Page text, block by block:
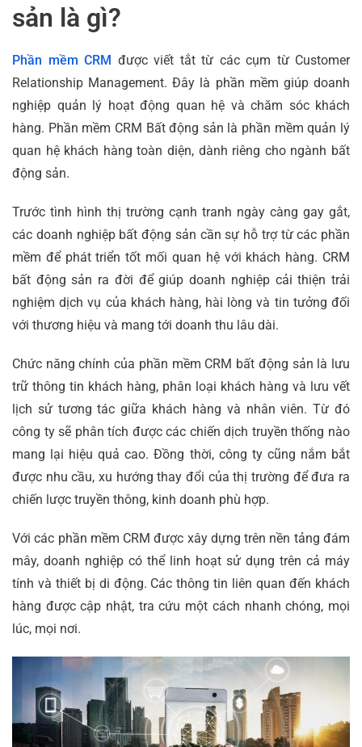
sản là gì?
Phần mềm CRM được viết tắt từ các cụm từ Customer
Relationship Management. Đây là phần mềm giúp doanh
nghiệp quản lý hoạt động quan hệ và chăm sóc khách
hàng. Phần mềm CRM Bất động sản là phần mềm quản lý
quan hệ khách hàng toàn diện, dành riêng cho ngành bất
động sản.
Trước tình hình thị trường cạnh tranh ngày càng gay gắt,
các doanh nghiệp bất động sản cần sự hỗ trợ từ các phần
mềm để phát triển tốt mối quan hệ với khách hàng. CRM
bất động sản ra đời để giúp doanh nghiệp cải thiện trải
nghiệm dịch vụ của khách hàng, hài lòng và tin tưởng đối
với thương hiệu và mang tới doanh thu lâu dài.
Chức năng chính của phần mềm CRM bất động sản là lưu
trữ thông tin khách hàng, phân loại khách hàng và lưu vết
lịch sử tương tác giữa khách hàng và nhân viên. Từ đó
công ty sẽ phân tích được các chiến dịch truyền thống nào
mang lại hiệu quả cao. Đồng thời, công ty cũng nắm bắt
được nhu cầu, xu hướng thay đổi của thị trường để đưa ra
chiến lược truyền thông, kinh doanh phù hợp.
Với các phần mềm CRM được xây dựng trên nền tảng đám
mây, doanh nghiệp có thể linh hoạt sử dụng trên cả máy
tính và thiết bị di động. Các thông tin liên quan đến khách
hàng được cập nhật, tra cứu một cách nhanh chóng, mọi
lúc, mọi nơi.